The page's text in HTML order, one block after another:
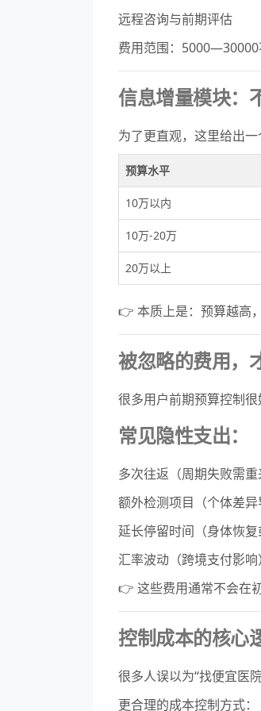
远程咨询与前期评估
费用范围：
信息增量模块：
为了更直观，这里给出一
预算水平
10万以内
10万-20万
20万以上
👉 本质上是：预算越高
被忽略的费用，
很多用户前期预算控制很
常见隐性支出：
多次往返（周期失败需重
额外检测项目（个体差异
延长停留时间（身体恢复
汇率波动（跨境支付影响）
👉 这些费用通常不会在
控制成本的核心
很多人误以为“找便宜医
更合理的成本控制方式：